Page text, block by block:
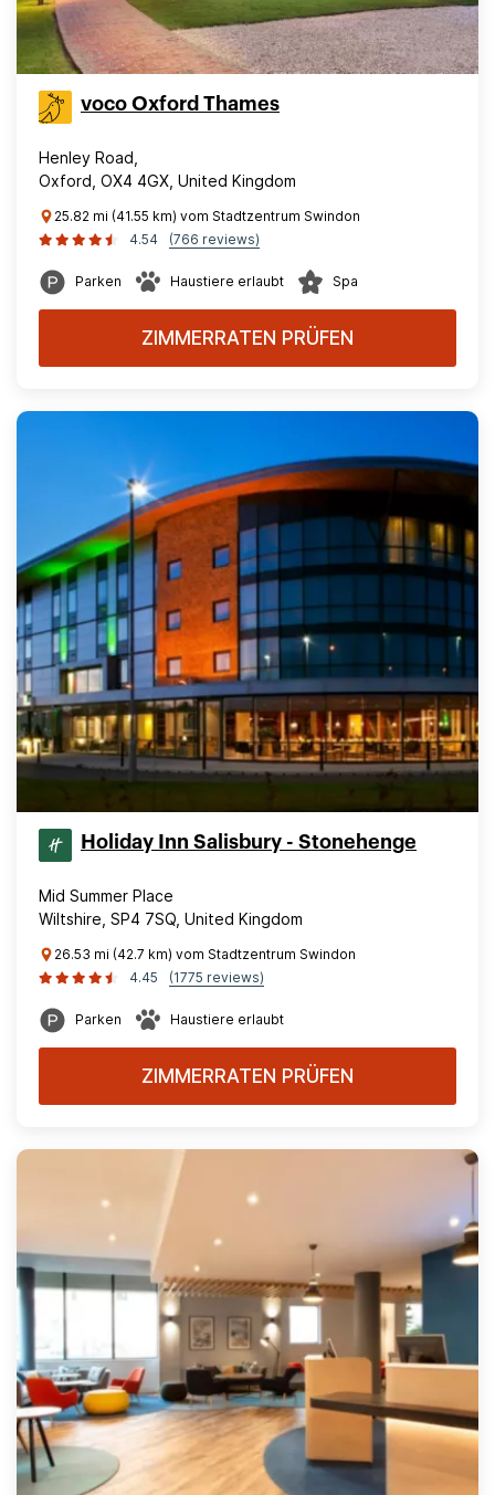
voco Oxford Thames
Henley Road,
Oxford, OX4 4GX, United Kingdom
25.82 mi (41.55 km) vom Stadtzentrum Swindon
4.54
(766 reviews)
Parken Haustiere erlaubt Spa
ZIMMERRATEN PRÜFEN
Holiday Inn Salisbury - Stonehenge
Mid Summer Place
Wiltshire, SP4 7SQ, United Kingdom
26.53 mi (42.7 km) vom Stadtzentrum Swindon
4.45
(1775 reviews)
Parken Haustiere erlaubt
ZIMMERRATEN PRÜFEN